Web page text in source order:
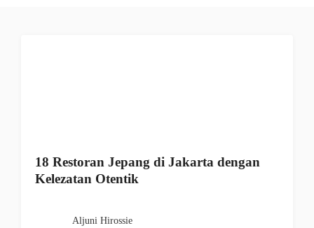
18 Restoran Jepang di Jakarta dengan
Kelezatan Otentik
Aljuni Hirossie